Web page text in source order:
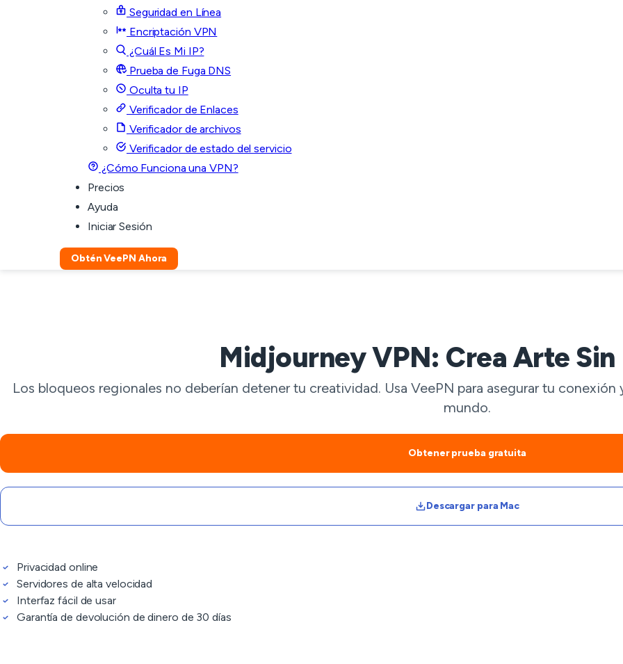
Seguridad en Línea
Encriptación VPN
¿Cuál Es Mi IP?
Prueba de Fuga DNS
Oculta tu IP
Verificador de Enlaces
Verificador de archivos
Verificador de estado del servicio
¿Cómo Funciona una VPN?
Precios
Ayuda
Iniciar Sesión
Obtén VeePN Ahora
Midjourney VPN: Crea Arte
Los bloqueos regionales no deberían detener tu creatividad. Usa VeePN para asegurar tu
mundo.
Obtener prueba gratuita
Descargar para Mac
Privacidad online
Servidores de alta velocidad
Interfaz fácil de usar
Garantía de devolución de dinero de 30 días